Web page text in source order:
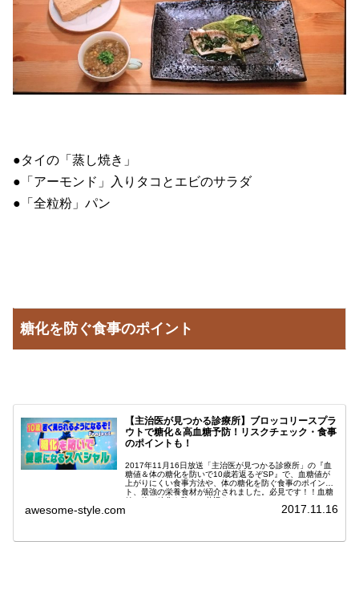
●タイの「蒸し焼き」
●「アーモンド」入りタコとエビのサラダ
●「全粒粉」パン
糖化を防ぐ食事のポイント
【主治医が見つかる診療所】ブロッコリースプラ
ウトで糖化＆高血糖予防！リスクチェック・食事
のポイントも！
2017年11月16日放送「主治医が見つかる診療所」の『血
糖値＆体の糖化を防いで10歳若返るぞSP』で、血糖値が
上がりにくい食事方法や、体の糖化を防ぐ食事のポイン
ト、最強の栄養食材が紹介されました。必見です！！血糖
awesome-style.com 2017.11.16